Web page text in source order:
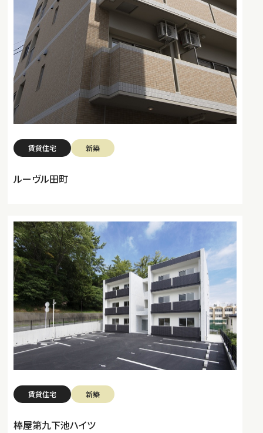
賃貸住宅 新築
ルーヴル田町
賃貸住宅 新築
棒屋第九下池ハイツ